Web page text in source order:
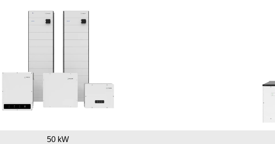
50 kW